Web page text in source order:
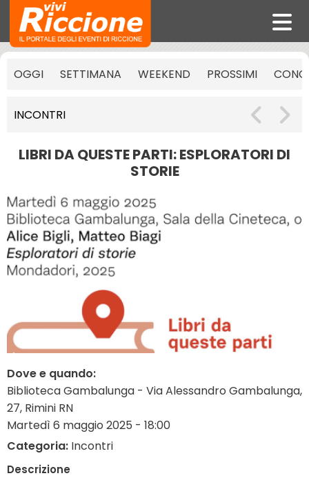
OGGI SETTIMANA WEEKEND PROSSIMI
INCONTRI
LIBRI DA QUESTE PARTI: ESPLORATORI DI
STORIE
Dove e quando:
Biblioteca Gambalunga - Via Alessandro Gambalunga,
27, Rimini RN
Martedì 6 maggio 2025 - 18:00
Categoria: Incontri
Descrizione